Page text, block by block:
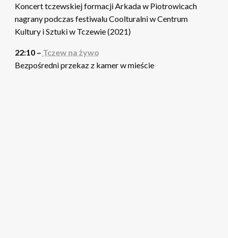
Koncert tczewskiej formacji Arkada w Piotrowicach
nagrany podczas festiwalu Coolturalni w Centrum
Kultury i Sztuki w Tczewie (2021)
22:10 – Tczew na żywo
Bezpośredni przekaz z kamer w mieście